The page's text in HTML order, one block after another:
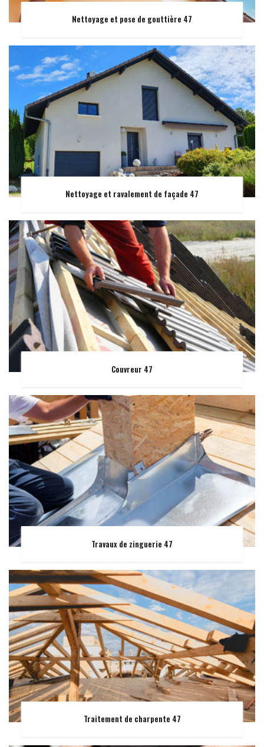
Nettoyage et pose de gouttière 47
Nettoyage et ravalement de façade 47
Couvreur 47
Travaux de zinguerie 47
Traitement de charpente 47